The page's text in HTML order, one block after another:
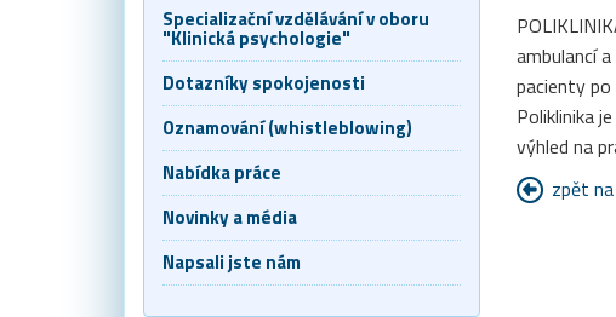
ambulancí
pacienty po
Poliklinika
výhled na
zpět
Specializační vzdělávání v oboru
"Klinická psychologie"
Dotazníky spokojenosti
Oznamování (whistleblowing)
Nabídka práce
Novinky a média
Napsali jste nám